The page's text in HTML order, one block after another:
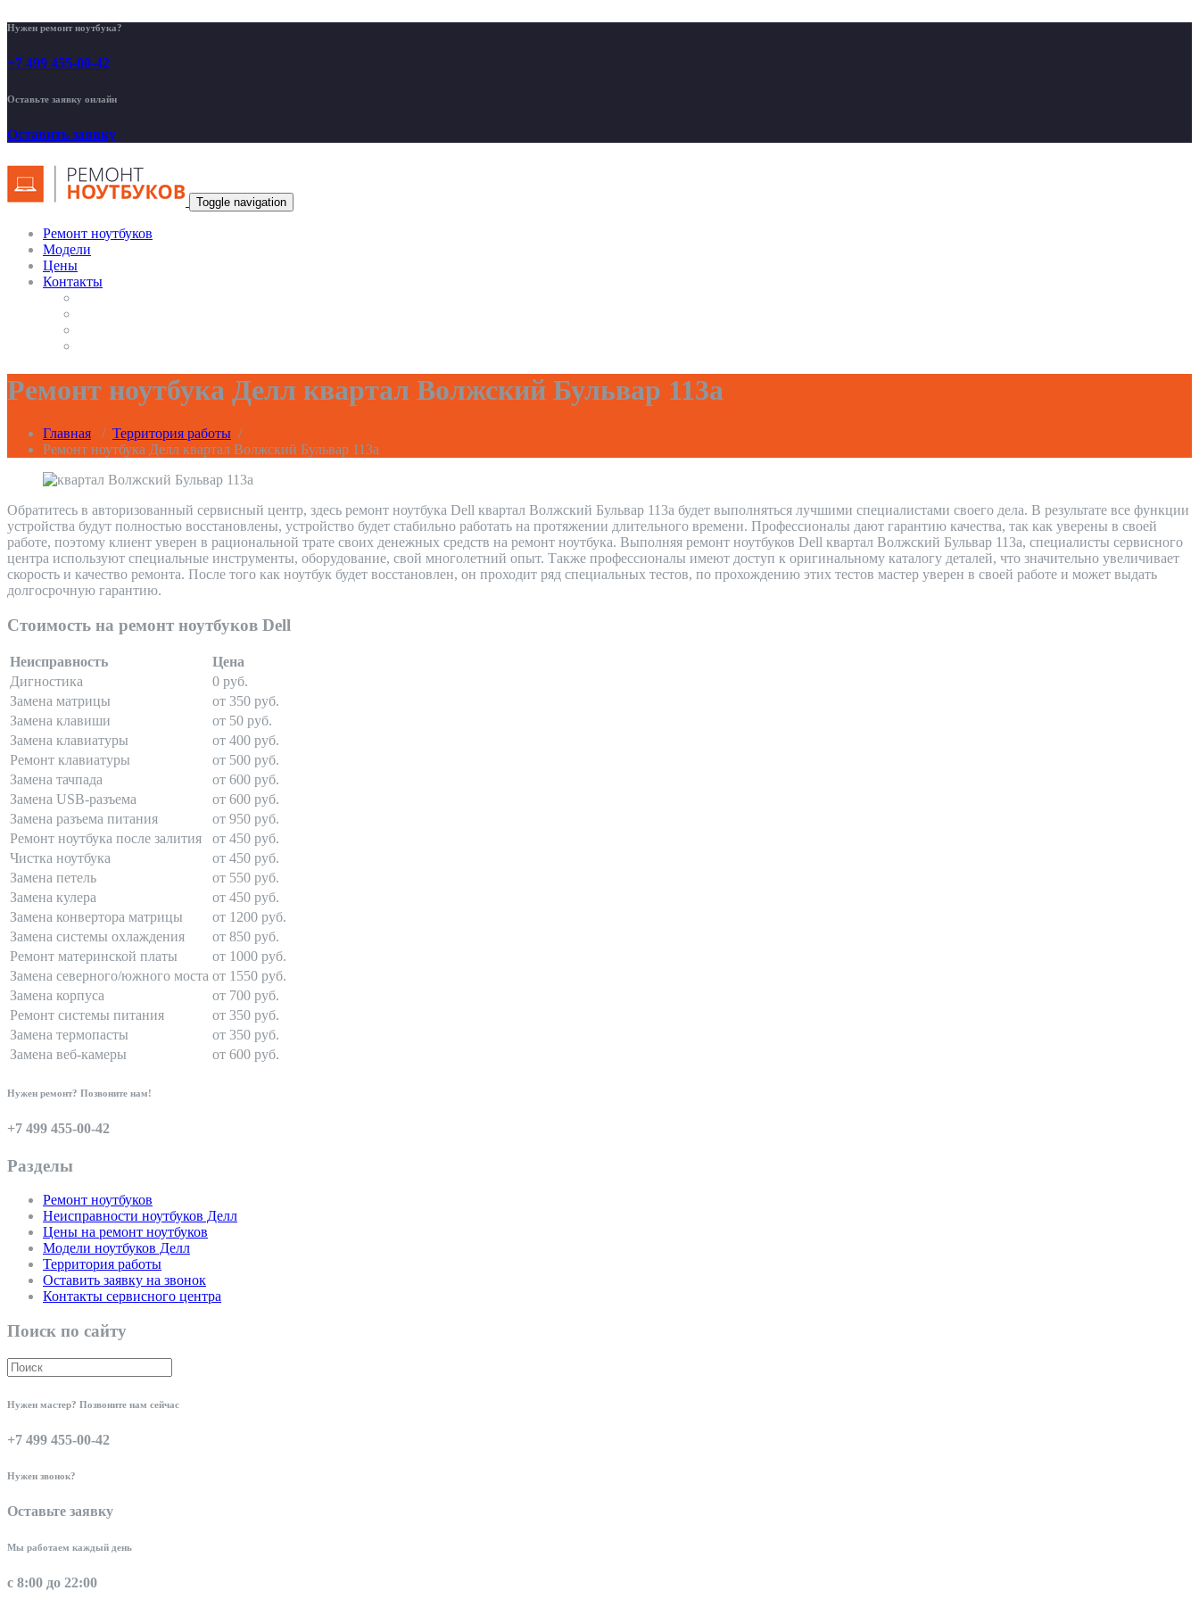
Нужен ремонт ноутбука?
+7 499 455-00-42
Оставьте заявку онлайн
Оставить заявку
Toggle navigation
Ремонт ноутбуков
Модели
Цены
Контакты
Ремонт ноутбука Делл квартал Волжский Бульвар 113а
Главная / Территория работы /
Ремонт ноутбука Делл квартал Волжский Бульвар 113а
Обратитесь в авторизованный сервисный центр, здесь ремонт ноутбука Dell квартал Волжский Бульвар 113а будет выполняться лучшими специалистами своего дела. В результате все функции
устройства будут полностью восстановлены, устройство будет стабильно работать на протяжении длительного времени. Профессионалы дают гарантию качества, так как уверены в своей
работе, поэтому клиент уверен в рациональной трате своих денежных средств на ремонт ноутбука. Выполняя ремонт ноутбуков Dell квартал Волжский Бульвар 113а, специалисты сервисного
центра используют специальные инструменты, оборудование, свой многолетний опыт. Также профессионалы имеют доступ к оригинальному каталогу деталей, что значительно увеличивает
скорость и качество ремонта. После того как ноутбук будет восстановлен, он проходит ряд специальных тестов, по прохождению этих тестов мастер уверен в своей работе и может выдать
долгосрочную гарантию.
Стоимость на ремонт ноутбуков Dell
Неисправность
Цена
Дигностика
0 руб.
Замена матрицы
от 350 руб.
Замена клавиши
от 50 руб.
Замена клавиатуры
от 400 руб.
Ремонт клавиатуры
от 500 руб.
Замена тачпада
от 600 руб.
Замена USB-разъема
от 600 руб.
Замена разъема питания
от 950 руб.
Ремонт ноутбука после залития
от 450 руб.
Чистка ноутбука
от 450 руб.
Замена петель
от 550 руб.
Замена кулера
от 450 руб.
Замена конвертора матрицы
от 1200 руб.
Замена системы охлаждения
от 850 руб.
Ремонт материнской платы
от 1000 руб.
Замена северного/южного моста от 1550 руб.
Замена корпуса
от 700 руб.
Ремонт системы питания
от 350 руб.
Замена термопасты
от 350 руб.
Замена веб-камеры
от 600 руб.
Нужен ремонт? Позвоните нам!
+7 499 455-00-42
Разделы
Ремонт ноутбуков
Неисправности ноутбуков Делл
Цены на ремонт ноутбуков
Модели ноутбуков Делл
Территория работы
Оставить заявку на звонок
Контакты сервисного центра
Поиск по сайту
Нужен мастер? Позвоните нам сейчас
+7 499 455-00-42
Нужен звонок?
Оставьте заявку
Мы работаем каждый день
с 8:00 до 22:00